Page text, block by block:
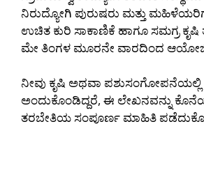
ನಿರುದ್ಯೋಗಿ ಪುರುಷರು ಮತ್ತು
ಉಚಿತ ಕುರಿ ಸಾಕಾಣಿಕೆ ಹಾಗೂ ಸಮಗ್ರ ಕೃಷಿ
ಮೇ ತಿಂಗಳ ಮೂರನೇ ವಾರದಿಂದ
ನೀವು ಕೃಷಿ ಅಥವಾ
ಅಂದುಕೊಂಡಿದ್ದರೆ, ಈ ಲೇಖನವನ್ನು
ತರಬೇತಿಯ ಸಂಪೂರ್ಣ ಮಾಹಿತಿ